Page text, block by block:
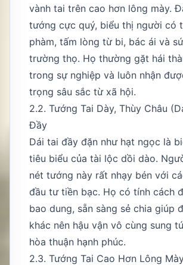
vành tai trên cao hơn lông mày.
tướng cực quý, biểu thị người có
phàm, tấm lòng từ bi, bác ái và
trường thọ. Họ thường gặt hái
trong sự nghiệp và luôn nhận
trọng sâu sắc từ xã hội.
2.2. Tướng Tai Dày, Thùy Châu
Đầy
Dái tai đầy đặn như hạt ngọc là
tiêu biểu của tài lộc dồi dào.
nét tướng này rất nhạy bén với
đầu tư tiền bạc. Họ có tính cách
bao dung, sẵn sàng sẻ chia giúp
khác nên hậu vận vô cùng sung
hòa thuận hạnh phúc.
2.3. Tướng Tai Cao Hơn Lông